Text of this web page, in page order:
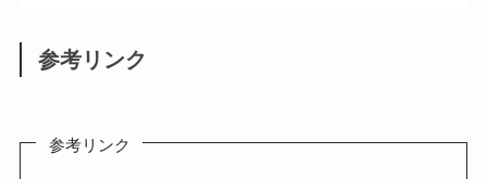
参考リンク
参考リンク